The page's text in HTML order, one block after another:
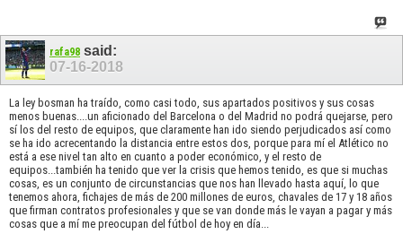
rafa98 said:
07-16-2018
La ley bosman ha traído, como casi todo, sus apartados positivos y sus cosas
menos buenas....un aficionado del Barcelona o del Madrid no podrá quejarse, pero
sí los del resto de equipos, que claramente han ido siendo perjudicados así como
se ha ido acrecentando la distancia entre estos dos, porque para mí el Atlético no
está a ese nivel tan alto en cuanto a poder económico, y el resto de
equipos...también ha tenido que ver la crisis que hemos tenido, es que si muchas
cosas, es un conjunto de circunstancias que nos han llevado hasta aquí, lo que
tenemos ahora, fichajes de más de 200 millones de euros, chavales de 17 y 18 años
que firman contratos profesionales y que se van donde más le vayan a pagar y más
cosas que a mí me preocupan del fútbol de hoy en día...